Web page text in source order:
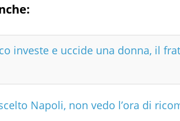
investe e uccide una donna, il
Napoli, non vedo l’ora di